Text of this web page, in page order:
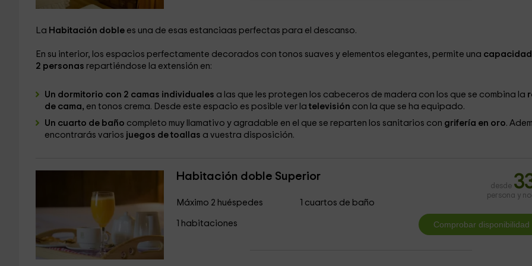
La Habitación doblees una de esas estanciaas perfectas para el descanso.
En su interior, los espacios perfectamente decorados con tonos suaves y elementos elegantes, permite una
2 personas repartiéndose la extensión en:
Un dormitorio con 2 camas individuales a las que les protegen los cabeceros de madera con los que se combina la
de cama, en tonos crema. Desde este espacio es posible ver la televisión con la que se ha equipado.
Un cuarto de baño completo muy llamativo y agradable en el que se reparten los sanitarios con grifería en oro.
encontrarás varios juegos de toallas a vuestra disposición.
Habitación doble Superior
Máximo 2 huéspedes
1 habitaciones
1 cuartos de baño
desde
persona y